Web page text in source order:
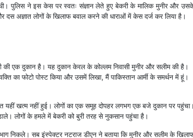
थी। पुलिस ने इस केस पर स्वतः संज्ञान लेते हुए बेकरी के मालिक मुनीर और
अज्ञात लोगों के खिलाफ बवाल करने की धाराओं में केस दर्ज कर लिया है।
की एक दुकान है। यह दुकान केरल के कोल्लम निवासी मुनीर और सलीम की है।
का फोटो पोस्ट किया और उसमें लिखा, मैं पाकिस्तान आर्मी के समर्थन में हूं।
यहीं खत्म नहीं हुई। लोगों का एक समूह दोपहर लगभग एक बजे दुकान पर पहुंचा।
लोगों के हमले में बेकरी को बुरी तरह से नुकसान पहुंचा है।
निकले। सब इंस्पेक्टर नटराज डीएन ने बताया कि मुनीर और सलीम के